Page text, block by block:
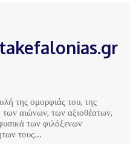
της ομορφιάς του, της
των αιώνων, των αξιοθέατων,
των φιλόξενων
τους…